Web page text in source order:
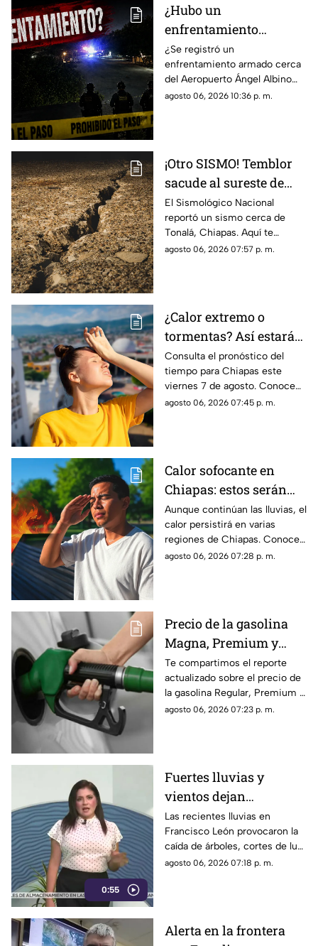
¿Hubo un
enfrentamiento
armado en el
aeropuerto Ángel
Albino Corzo? Esto
dijeron las autoridades
¿Se registró un
enfrentamiento armado cerca
del Aeropuerto Ángel Albino
Corzo? Autoridades
agosto 06, 2026 10:36 p. m.
¡Otro SISMO! Temblor
sacude al sureste de
México HOY: epicentro
y magnitud
El Sismológico Nacional
reportó un sismo cerca de
Tonalá, Chiapas. Aquí te
contamos todos los detalles
agosto 06, 2026 07:57 p. m.
¿Calor extremo o
tormentas? Así estará
el clima este viernes 7
de agosto en Chiapas
Consulta el pronóstico del
tiempo para Chiapas este
viernes 7 de agosto. Conoce
las regiones con probabilidad
agosto 06, 2026 07:45 p. m.
Calor sofocante en
Chiapas: estos serán
los municipios con las
temperaturas más altas
este viernes 7 de agosto
Aunque continúan las lluvias, el
calor persistirá en varias
regiones de Chiapas. Conoce
cuáles serán los municipios
agosto 06, 2026 07:28 p. m.
Precio de la gasolina
Magna, Premium y
Diésel en Chiapas:
costo por municipio
este viernes 7 de agosto
Te compartimos el reporte
actualizado sobre el precio de
la gasolina Regular, Premium y
Diésel en las estaciones de
agosto 06, 2026 07:23 p. m.
0:55
Fuertes lluvias y
vientos dejan
viviendas dañadas en
Francisco León,
Chiapas
Las recientes lluvias en
Francisco León provocaron la
caída de árboles, cortes de luz
y daños en casas de la
agosto 06, 2026 07:18 p. m.
Alerta en la frontera